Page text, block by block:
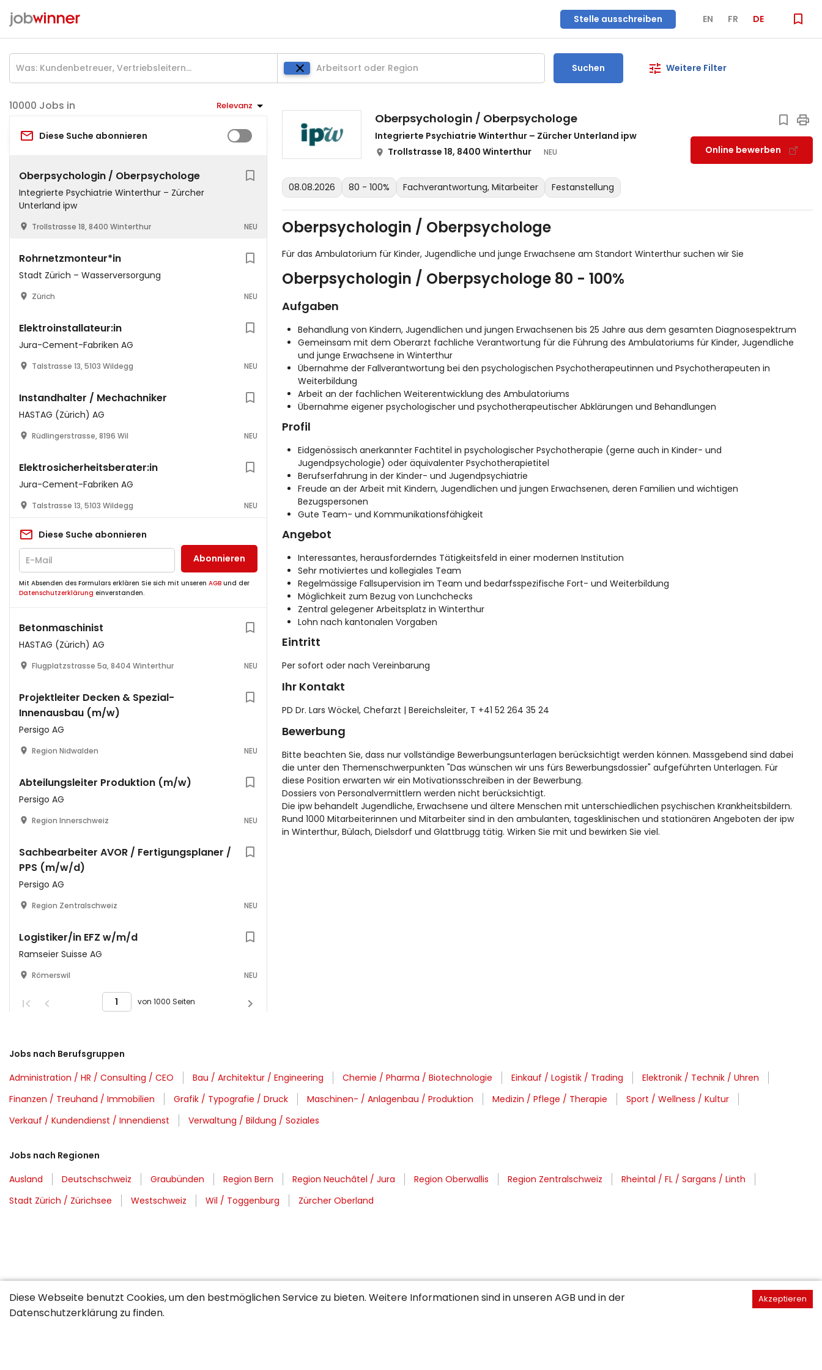
Stelle ausschreiben EN FR DE
Suchen Weitere Filter
Jobs in Relevanz
Diese Suche abonnieren
Oberpsychologin / Oberpsychologe
Integrierte Psychiatrie Winterthur – Zürcher
Unterland ipw
Trollstrasse 18, 8400 Winterthur NEU
Rohrnetzmonteur*in
Stadt Zürich – Wasserversorgung
Zürich NEU
Elektroinstallateur:in
Jura-Cement-Fabriken AG
Talstrasse 13, 5103 Wildegg NEU
Instandhalter / Mechachniker
HASTAG (Zürich) AG
Rüdlingerstrasse, 8196 Wil NEU
Elektrosicherheitsberater:in
Jura-Cement-Fabriken AG
Talstrasse 13, 5103 Wildegg NEU
Diese Suche abonnieren
Abonnieren
Mit Absenden des Formulars erklären Sie sich mit unseren AGB und der
Datenschutzerklärung einverstanden.
Betonmaschinist
HASTAG (Zürich) AG
Flugplatzstrasse 5a, 8404 Winterthur NEU
Projektleiter Decken & Spezial-
Innenausbau (m/w)
Persigo AG
Region Nidwalden NEU
Abteilungsleiter Produktion (m/w)
Persigo AG
Region Innerschweiz NEU
Sachbearbeiter AVOR / Fertigungsplaner /
PPS (m/w/d)
Persigo AG
Region Zentralschweiz NEU
Logistiker/in EFZ w/m/d
Ramseier Suisse AG
Römerswil NEU
von 1000 Seiten
Oberpsychologin / Oberpsychologe
Integrierte Psychiatrie Winterthur – Zürcher Unterland ipw
Trollstrasse 18, 8400 Winterthur
NEU Online bewerben
08.08.2026 80 - 100% Fachverantwortung, Mitarbeiter Festanstellung
Oberpsychologin / Oberpsychologe
Für das Ambulatorium für Kinder, Jugendliche und junge Erwachsene am Standort Winterthur suchen wir Sie
Oberpsychologin / Oberpsychologe 80 - 100%
Aufgaben
Behandlung von Kindern, Jugendlichen und jungen Erwachsenen bis 25 Jahre aus dem gesamten Diagnosespektrum
Gemeinsam mit dem Oberarzt fachliche Verantwortung für die Führung des Ambulatoriums für Kinder, Jugendliche
und junge Erwachsene in Winterthur
Übernahme der Fallverantwortung bei den psychologischen Psychotherapeutinnen und Psychotherapeuten in
Weiterbildung
Arbeit an der fachlichen Weiterentwicklung des Ambulatoriums
Übernahme eigener psychologischer und psychotherapeutischer Abklärungen und Behandlungen
Profil
Eidgenössisch anerkannter Fachtitel in psychologischer Psychotherapie (gerne auch in Kinder- und
Jugendpsychologie) oder äquivalenter Psychotherapietitel
Berufserfahrung in der Kinder- und Jugendpsychiatrie
Freude an der Arbeit mit Kindern, Jugendlichen und jungen Erwachsenen, deren Familien und wichtigen
Bezugspersonen
Gute Team- und Kommunikationsfähigkeit
Angebot
Interessantes, herausforderndes Tätigkeitsfeld in einer modernen Institution
Sehr motiviertes und kollegiales Team
Regelmässige Fallsupervision im Team und bedarfsspezifische Fort- und Weiterbildung
Möglichkeit zum Bezug von Lunchchecks
Zentral gelegener Arbeitsplatz in Winterthur
Lohn nach kantonalen Vorgaben
Eintritt
Per sofort oder nach Vereinbarung
Ihr Kontakt
PD Dr. Lars Wöckel, Chefarzt | Bereichsleiter, T +41 52 264 35 24
Bewerbung
Bitte beachten Sie, dass nur vollständige Bewerbungsunterlagen berücksichtigt werden können. Massgebend sind dabei
die unter den Themenschwerpunkten "Das wünschen wir uns fürs Bewerbungsdossier" aufgeführten Unterlagen. Für
diese Position erwarten wir ein Motivationsschreiben in der Bewerbung.
Dossiers von Personalvermittlern werden nicht berücksichtigt.
Die ipw behandelt Jugendliche, Erwachsene und ältere Menschen mit unterschiedlichen psychischen Krankheitsbildern.
Rund 1000 Mitarbeiterinnen und Mitarbeiter sind in den ambulanten, tagesklinischen und stationären Angeboten der ipw
in Winterthur, Bülach, Dielsdorf und Glattbrugg tätig. Wirken Sie mit und bewirken Sie viel.
Jobs nach Berufsgruppen
Administration / HR / Consulting / CEO
Bau / Architektur / Engineering Chemie / Pharma / Biotechnologie Einkauf / Logistik / Trading
Elektronik / Technik / Uhren
Finanzen / Treuhand / Immobilien
Grafik / Typografie / Druck Maschinen- / Anlagenbau / Produktion Medizin / Pflege / Therapie
Sport / Wellness / Kultur
Verkauf / Kundendienst / Innendienst
Verwaltung / Bildung / Soziales
Jobs nach Regionen
Ausland
Deutschschweiz Graubünden Region Bern Region Neuchâtel / Jura Region Oberwallis Region Zentralschweiz
Rheintal / FL / Sargans / Linth
Stadt Zürich / Zürichsee
Westschweiz Wil / Toggenburg Zürcher Oberland
Diese Webseite benutzt Cookies, um den bestmöglichen Service zu bieten. Weitere Informationen sind in unserenAGB und in der
Datenschutzerklärung zu finden.
Akzeptieren